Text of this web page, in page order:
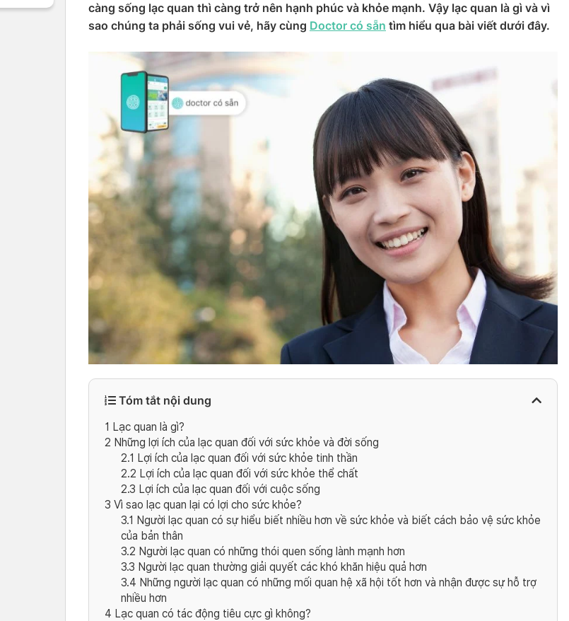
càng sống lạc quan thì càng trở nên hạnh phúc và khỏe mạnh. Vậy lạc quan là gì và vì
sao chúng ta phải sống vui vẻ, hãy cùng Doctor có sẵn tìm hiểu qua bài viết dưới đây.
Tóm tắt nội dung
1 Lạc quan là gì?
2 Những lợi ích của lạc quan đối với sức khỏe và đời sống
2.1 Lợi ích của lạc quan đối với sức khỏe tinh thần
2.2 Lợi ích của lạc quan đối với sức khỏe thể chất
2.3 Lợi ích của lạc quan đối với cuộc sống
3 Vì sao lạc quan lại có lợi cho sức khỏe?
3.1 Người lạc quan có sự hiểu biết nhiều hơn về sức khỏe và biết cách bảo vệ sức khỏe
của bản thân
3.2 Người lạc quan có những thói quen sống lành mạnh hơn
3.3 Người lạc quan thường giải quyết các khó khăn hiệu quả hơn
3.4 Những người lạc quan có những mối quan hệ xã hội tốt hơn và nhận được sự hỗ trợ
nhiều hơn
4 Lạc quan có tác động tiêu cực gì không?